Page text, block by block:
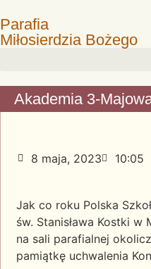
Parafia
Miłosierdzia Bożego
Akademia 3-
8 maja, 2023 10:05
Jak co roku Polska
św. Stanisława Kostki w
na sali parafialnej
pamiątkę uchwalenia